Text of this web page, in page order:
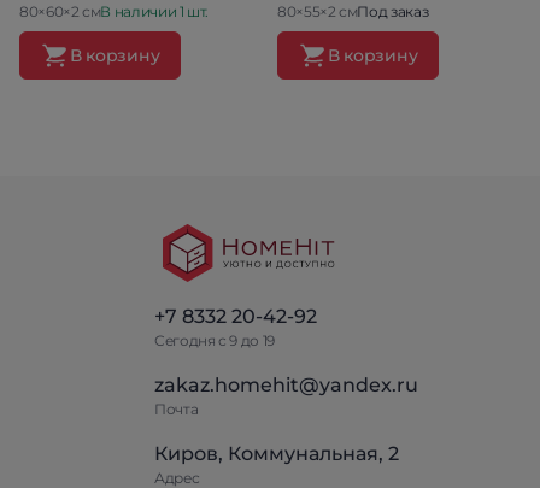
80×60×2 смВ наличии 1 шт.
В корзину
80×55×2 смПод заказ
В корзину
+7 8332 20-42-92
Сегодня с 9 до 19
zakaz.homehit@yandex.ru
Почта
Киров, Коммунальная, 2
Адрес